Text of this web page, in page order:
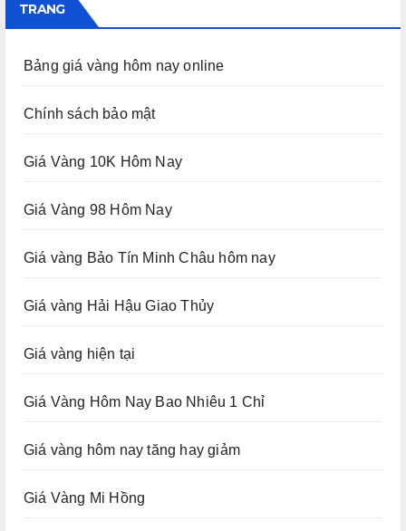
TRANG
Bảng giá vàng hôm nay online
Chính sách bảo mật
Giá Vàng 10K Hôm Nay
Giá Vàng 98 Hôm Nay
Giá vàng Bảo Tín Minh Châu hôm nay
Giá vàng Hải Hậu Giao Thủy
Giá vàng hiện tại
Giá Vàng Hôm Nay Bao Nhiêu 1 Chỉ
Giá vàng hôm nay tăng hay giảm
Giá Vàng Mi Hồng